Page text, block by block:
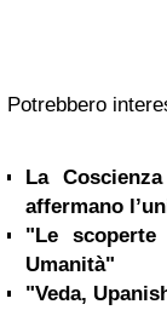
Potrebbero
La
affermano
"Le
Umanità"
"Veda,